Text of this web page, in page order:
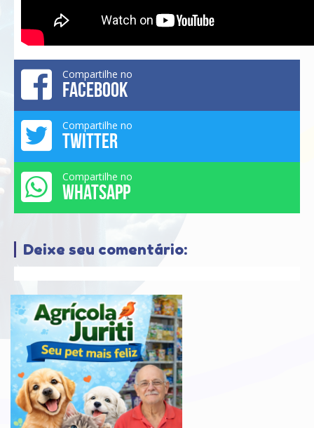
Compartilhe no
FACEBOOK
Compartilhe no
TWITTER
Compartilhe no
WHATSAPP
Deixe seu comentário: